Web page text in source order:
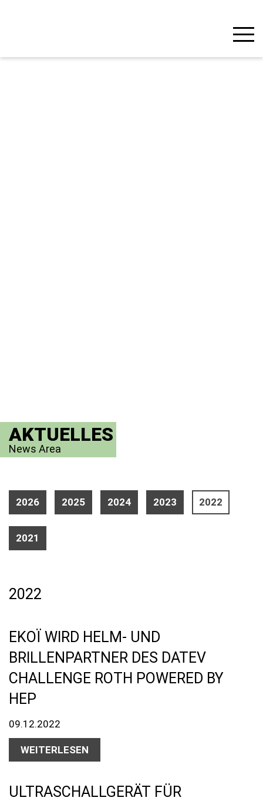
AKTUELLES
News Area
2026 2025 2024 2023 2022
2021
2022
EKOÏ WIRD HELM- UND
BRILLENPARTNER DES DATEV
CHALLENGE ROTH POWERED BY
HEP
09.12.2022
WEITERLESEN
ULTRASCHALLGERÄT FÜR